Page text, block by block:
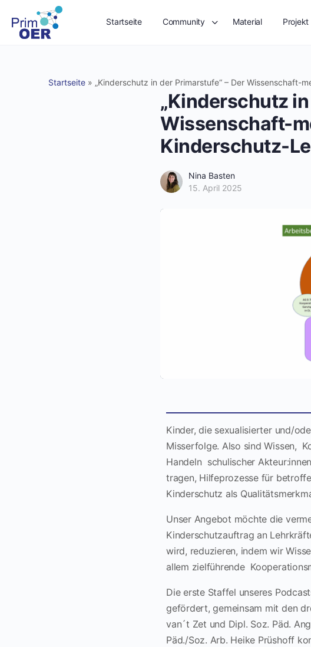
Startseite Community Material Projekt
Startseite » „Kinderschutz in der Primarstufe“ – Der Wissenschaft-
„Kinderschutz
Wissenschaft-
Kinderschutz-
Nina Basten
15. April 2025
Kinder, die sexualisierter und/
Misserfolge. Also sind Wissen,
Handeln schulischer
tragen, Hilfeprozesse für
Kinderschutz als
Unser Angebot möchte die
Kinderschutzauftrag an
wird, reduzieren, indem wir
allem zielführende
Die erste Staffel unseres
gefördert, gemeinsam mit den
van´t Zet und Dipl. Soz. Päd.
Päd./Soz. Arb. Heike Prüshoff